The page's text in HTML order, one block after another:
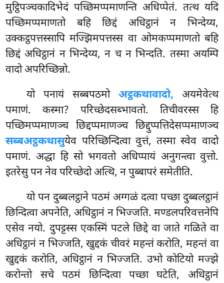
मुट्ठिपञ्चकादिभेदं पच्छिमप्पमाणन्ति अधिप्पेतं. तत्थ यदि
पच्छिमप्पमाणतो बहि छिद्दं अधिट्ठानं न भिन्देय्य,
उक्कट्ठपत्तस्सापि मज्झिमपत्तस्स वा ओमकप्पमाणतो बहि
छिद्दं अधिट्ठानं न भिन्देय्य, न च न भिन्दति. तस्मा अयम्पि
वादो अपरिच्छिन्नो.
यो पनायं सब्बपठमो अट्ठकथावादो, अयमेवेत्थ
पमाणं. कस्मा? परिच्छेदसब्भावतो. तिचीवरस्स हि
पच्छिमप्पमाणञ्च छिद्दप्पमाणञ्च छिद्दुप्पत्तिदेसप्पमाणञ्च
सब्बअट्ठकथासुयेव परिच्छिन्दित्वा वुत्तं, तस्मा स्वेव वादो
पमाणं. अद्धा हि सो भगवतो अधिप्पायं अनुगन्त्वा वुत्तो.
इतरेसु पन नेव परिच्छेदो अत्थि, न पुब्बापरं समेतीति.
यो पन दुब्बलट्ठाने पठमं अग्गळं दत्वा पच्छा दुब्बलट्ठानं
छिन्दित्वा अपनेति, अधिट्ठानं न भिज्जति. मण्डलपरिवत्तनेपि
एसेव नयो. दुपट्टस्स एकस्मिं पटले छिद्दे वा जाते गळिते वा
अधिट्ठानं न भिज्जति, खुद्दकं चीवरं महन्तं करोति, महन्तं वा
खुद्दकं करोति, अधिट्ठानं न भिज्जति. उभो कोटियो मज्झे
करोन्तो सचे पठमं छिन्दित्वा पच्छा घटेति, अधिट्ठानं